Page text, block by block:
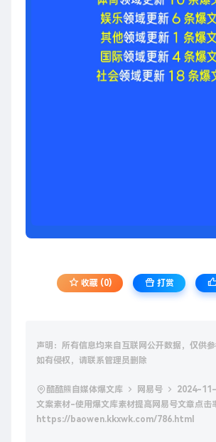
收藏 (0) 打赏
声明：所有信息均来自互联网公开数据，仅供参
如有侵权，请联系管理员删除
酷酷熊自媒体爆文库 网易号
2024-11-
文案素材-使用爆文库素材提高网易号文章点击
https://baowen.kkxwk.com/786.html